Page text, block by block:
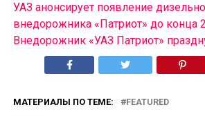
УАЗ анонсирует появление
внедорожника «Патриот» до конца
Внедорожник «УАЗ Патриот»
МАТЕРИАЛЫ ПО ТЕМЕ: FEATURED